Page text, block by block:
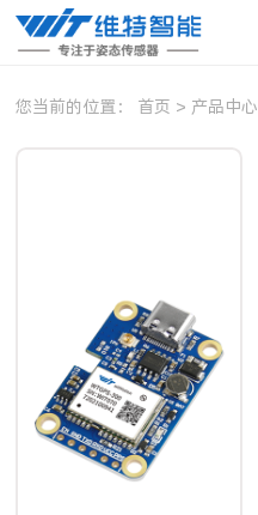
您当前的位置： 首页 > 产品中心